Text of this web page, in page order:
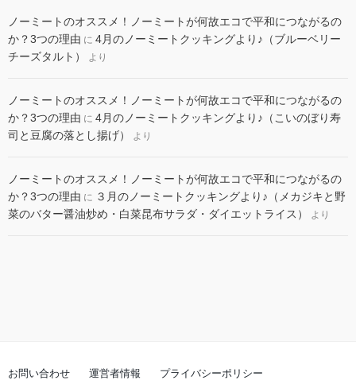
ノーミートのオススメ！ノーミートが何故エコで平和につながるの
か？3つの理由 に 4月のノーミートクッキングより♪（ブルーベリー
チーズタルト）
より
ノーミートのオススメ！ノーミートが何故エコで平和につながるの
か？3つの理由 に 4月のノーミートクッキングより♪（こいのぼり寿
司と豆腐の落とし揚げ）
より
ノーミートのオススメ！ノーミートが何故エコで平和につながるの
か？3つの理由 に ３月のノーミートクッキングより♪（メカジキと野
菜のバター醤油炒め・白菜昆布サラダ・ダイエットライス）
より
お問い合わせ 運営者情報
プライバシーポリシー